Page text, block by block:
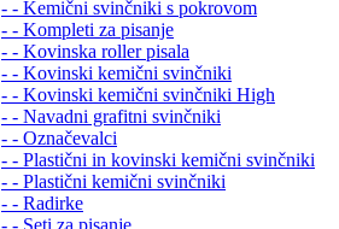
- - Kemični svinčniki s pokrovom
- - Kompleti za pisanje
- - Kovinska roller pisala
- - Kovinski kemični svinčniki
- - Kovinski kemični svinčniki High
- - Navadni grafitni svinčniki
- - Označevalci
- - Plastični in kovinski kemični svinčniki
- - Plastični kemični svinčniki
- - Radirke
- - Seti za pisanje